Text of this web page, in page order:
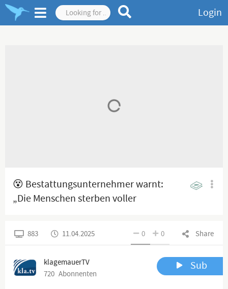
Login
😵‍ Bestattungsunternehmer warnt:
„Die Menschen sterben voller
Share
0 0
883 11.04.2025
klagemauerTV
720 Abonnenten
Sub